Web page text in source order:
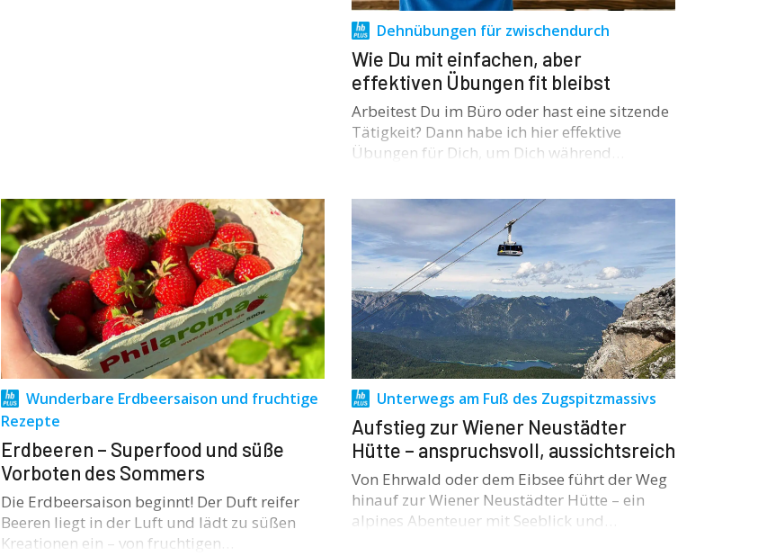
Dehnübungen für zwischendurch
Wie Du mit einfachen, aber
effektiven Übungen fit bleibst
Arbeitest Du im Büro oder hast eine sitzende
Tätigkeit? Dann habe ich hier effektive
Übungen für Dich, um Dich während…
Wunderbare Erdbeersaison und fruchtige
Rezepte
Erdbeeren – Superfood und süße
Vorboten des Sommers
Die Erdbeersaison beginnt! Der Duft reifer
Beeren liegt in der Luft und lädt zu süßen
Kreationen ein – von fruchtigen…
Unterwegs am Fuß des Zugspitzmassivs
Aufstieg zur Wiener Neustädter
Hütte – anspruchsvoll, aussichtsreich
Von Ehrwald oder dem Eibsee führt der Weg
hinauf zur Wiener Neustädter Hütte – ein
alpines Abenteuer mit Seeblick und…